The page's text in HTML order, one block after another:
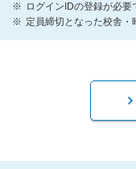
ログインIDの登録が必要
定員締切となった校舎・